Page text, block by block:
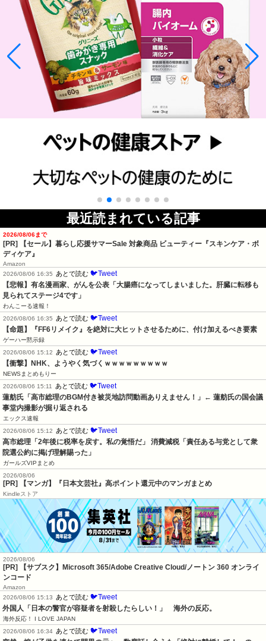
最近読まれている記事
2026/08/06まで
[PR]
【セール】暮らし応援サマーSale 対象商品 ビューティー『スキンケア・ボ
ディケア』
Amazon
2026/08/06 16:35
あとで読む 🐦Tweet
【悲報】有名漫画家、がんを公表「大腸癌になってしまいました。肝臓に転移も
見られてステージ4です」
わんこーる速報！
2026/08/06 16:35
あとで読む 🐦Tweet
【命題】『FF6リメイク』を絶対に大ヒットさせるために、付け加えるべき要素
ゲーハー黙示録
2026/08/06 15:12
あとで読む 🐦Tweet
【衝撃】NHK、ようやく気づくｗｗｗｗｗｗｗｗｗ
NEWSまとめもりー
2026/08/06 15:11
あとで読む 🐦Tweet
蓮舫氏「高市総理のBGM付き被災地訪問動画ありえません！」← 蓮舫氏の国会議
事堂内撮影が掘り返される
エックス速報
2026/08/06 15:12
あとで読む 🐦Tweet
高市総理「2年後に税率を戻す。私の覚悟だ」 消費減税「責任ある与党として衆
院選公約に掲げ理解賜った」
ガールズVIPまとめ
2026/08/06
[PR] 【マンガ】『日本文芸社』高ポイント還元中のマンガまとめ
Kindleストア
2026/08/06
[PR] 【サブスク】Microsoft 365/Adobe Creative Cloud/ノートン 360 オンライ
ンコード
Amazon
2026/08/06 15:13
あとで読む 🐦Tweet
外国人「日本の警官が容疑者を射殺したらしい！」　海外の反応。
海外反応！ I LOVE JAPAN
2026/08/06 16:34 あとで読む 🐦Tweet